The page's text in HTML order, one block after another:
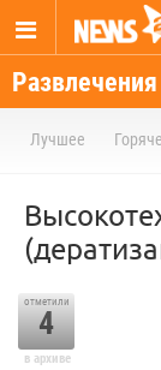
Развлечения
Лучшее
отметили
4
в архиве